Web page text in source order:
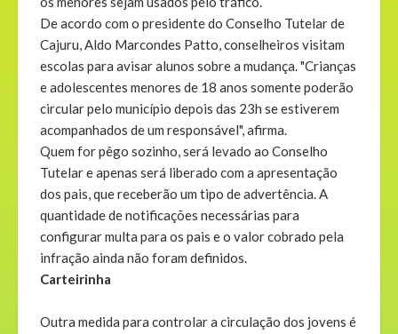
De acordo com o presidente do Conselho Tutelar de
Cajuru, Aldo Marcondes Patto, conselheiros visitam
escolas para avisar alunos sobre a mudança. "Crianças
e adolescentes menores de 18 anos somente poderão
circular pelo município depois das 23h se estiverem
acompanhados de um responsável", afirma.
Quem for pêgo sozinho, será levado ao Conselho
Tutelar e apenas será liberado com a apresentação
dos pais, que receberão um tipo de advertência. A
quantidade de notificações necessárias para
configurar multa para os pais e o valor cobrado pela
infração ainda não foram definidos.
Carteirinha
Outra medida para controlar a circulação dos jovens é